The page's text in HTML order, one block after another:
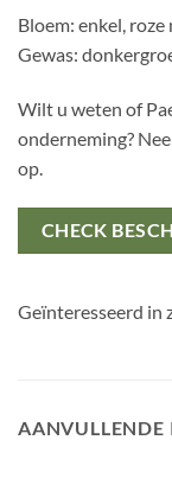
Bloem: enkel,
Gewas:
Wilt u weten of
onderneming?
op.
CHECK
Geïnteresseerd in